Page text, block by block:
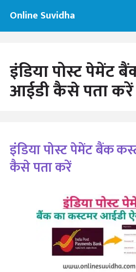
content
Online Suvidha
इंडिया पोस्ट पेमेंट
आईडी कैसे पता करें
इंडिया पोस्ट पेमेंट बैंक
कैसे पता करें